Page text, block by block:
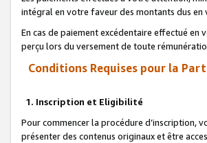
intégral en votre faveur des montants dus en
En cas de paiement excédentaire effectué
perçu lors du versement de toute
Conditions Requises pour la
1. Inscription et Eligibilité
Pour commencer la procédure d’inscription,
présenter des contenus originaux et être